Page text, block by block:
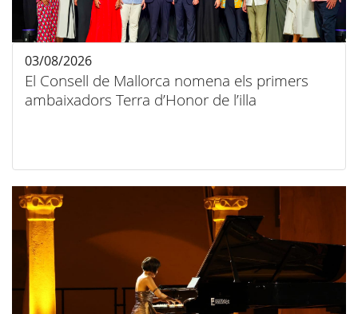
El Consell de Mallorca nomena els primers
ambaixadors Terra d’Honor de l’illa
03/08/2026